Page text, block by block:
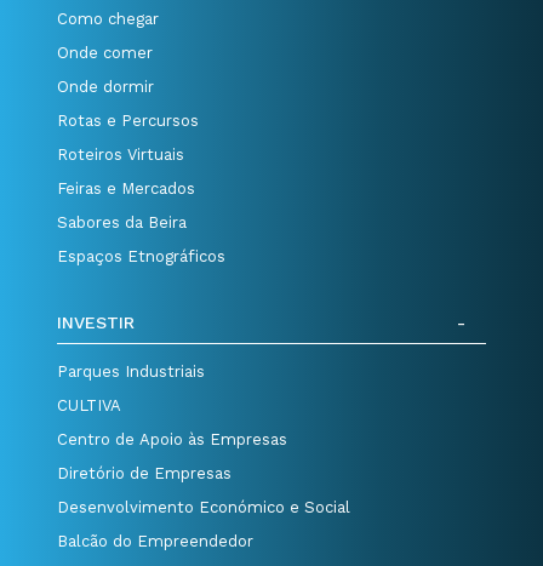
Como chegar
Onde comer
Onde dormir
Rotas e Percursos
Roteiros Virtuais
Feiras e Mercados
Sabores da Beira
Espaços Etnográficos
INVESTIR
Parques Industriais
CULTIVA
Centro de Apoio às Empresas
Diretório de Empresas
Desenvolvimento Económico e Social
Balcão do Empreendedor